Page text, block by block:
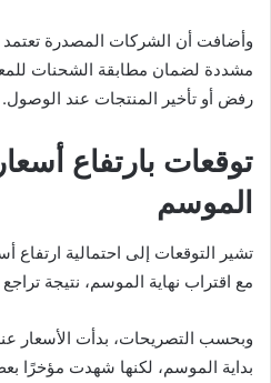
وأضافت أن الشركات المصدرة تعتمد
مشددة لضمان مطابقة الشحنات
رفض أو تأخير المنتجات عند الوصول.
توقعات بارتفاع
الموسم
تشير التوقعات إلى احتمالية ارتفاع
مع اقتراب نهاية الموسم، نتيجة
وبحسب التصريحات، بدأت الأسعار
بداية الموسم، لكنها شهدت مؤخرًا